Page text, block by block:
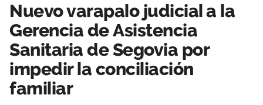
Estructura organizativa
Transparencia
Secciones sindicales
Servicios
Ventajas
Actualidad
Temas
Noticias
Contáctanos
Nuevo varapalo judicial a la
Gerencia de Asistencia
Sanitaria de Segovia por
impedir la conciliación
familiar